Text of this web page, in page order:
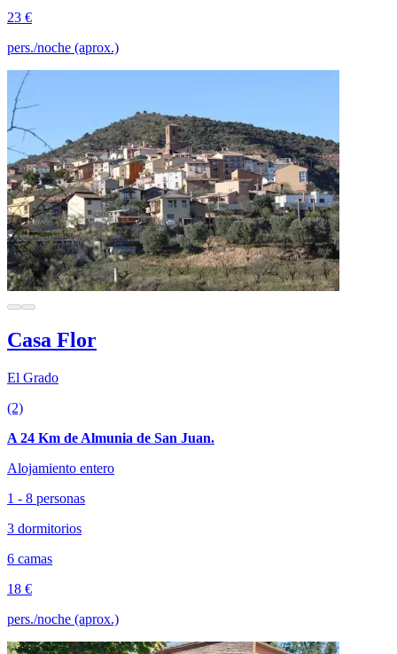
23 €
pers./noche (aprox.)
Casa Flor
El Grado
(2)
A 24 Km de Almunia de San Juan.
Alojamiento entero
1 - 8 personas
3 dormitorios
6 camas
18 €
pers./noche (aprox.)